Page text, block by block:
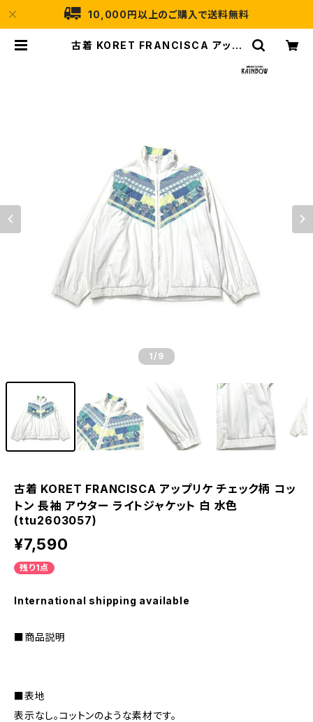
10,000円以上のご購入で送料無料
古着 KORET FRANCISCA アップ
ー ライトジャケット 白 水色 (ttu26
1 /9
古着 KORET FRANCISCA アップリケ チェック柄 コッ
トン 長袖 アウター ライトジャケット 白 水色
(ttu2603057)
¥7,590
残り1点
International shipping available
■商品説明
■表地
表示なし。コットンのような素材です。